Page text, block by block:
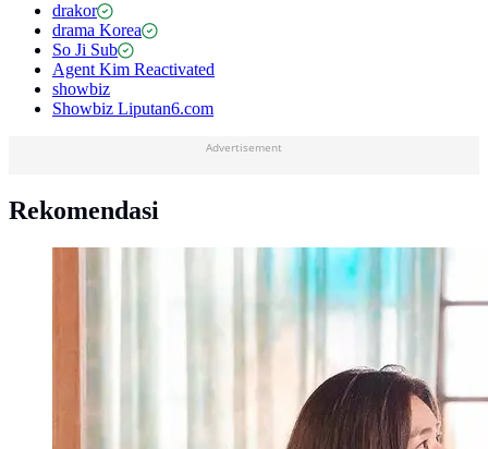
drakor
drama Korea
So Ji Sub
Agent Kim Reactivated
showbiz
Showbiz Liputan6.com
Advertisement
Rekomendasi